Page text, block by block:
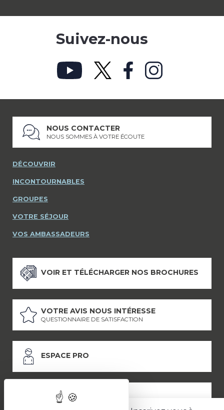
Suivez-nous
NOUS CONTACTER
NOUS SOMMES À VOTRE ÉCOUTE
DÉCOUVRIR
INCONTOURNABLES
GROUPES
VOTRE SÉJOUR
VOS AMBASSADEURS
VOIR ET TÉLÉCHARGER NOS BROCHURES
VOTRE AVIS NOUS INTÉRESSE
QUESTIONNAIRE DE SATISFACTION
ESPACE PRO
ESPACE PRESSE